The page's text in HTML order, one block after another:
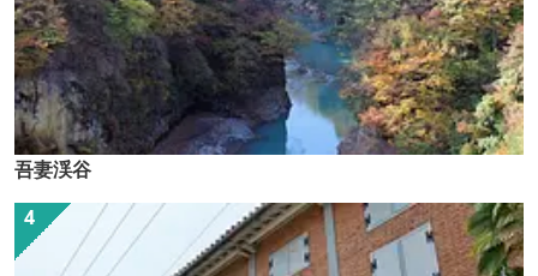
吾妻渓谷